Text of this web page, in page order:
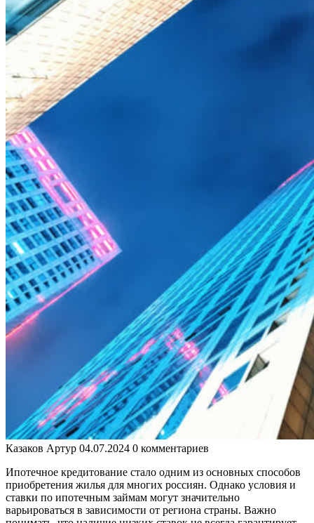
Казаков Артур 04.07.2024 0 комментариев
Ипотечное кредитование стало одним из основных способов
приобретения жилья для многих россиян. Однако условия и
ставки по ипотечным займам могут значительно
варьироваться в зависимости от региона страны. Важно